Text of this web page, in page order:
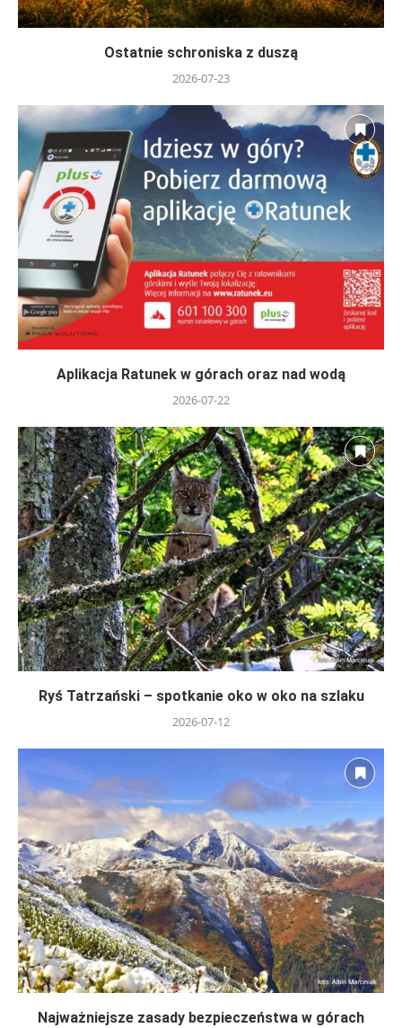
Ostatnie schroniska z duszą
2026-07-23
Aplikacja Ratunek w górach oraz nad wodą
2026-07-22
Ryś Tatrzański – spotkanie oko w oko na szlaku
2026-07-12
Najważniejsze zasady bezpieczeństwa w górach